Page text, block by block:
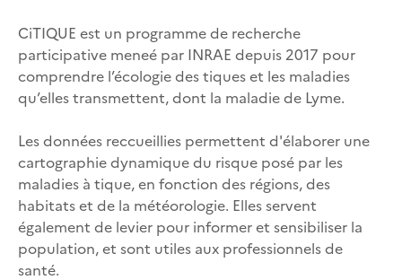
CiTIQUE est un programme de recherche
participative meneé par INRAE depuis 2017 pour
comprendre l’écologie des tiques et les maladies
qu’elles transmettent, dont la maladie de Lyme.
Les données reccueillies permettent d'élaborer une
cartographie dynamique du risque posé par les
maladies à tique, en fonction des régions, des
habitats et de la météorologie. Elles servent
également de levier pour informer et sensibiliser la
population, et sont utiles aux professionnels de
santé.